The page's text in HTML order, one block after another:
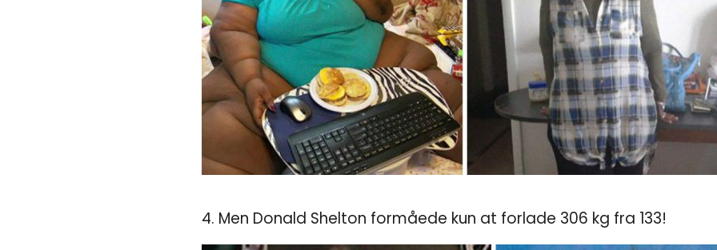
4. Men Donald Shelton formåede kun at forlade 306 kg fra 133!